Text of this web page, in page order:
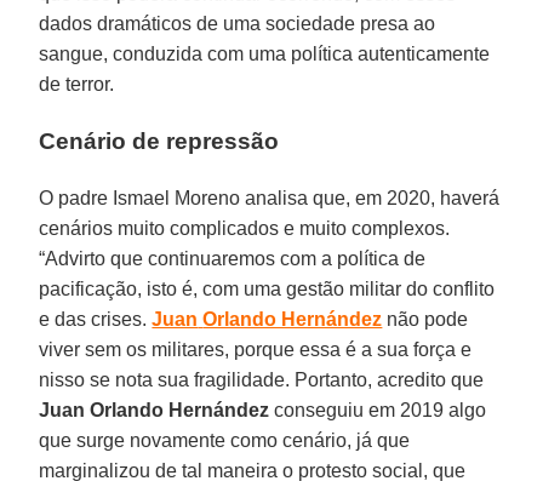
dados dramáticos de uma sociedade presa ao
sangue, conduzida com uma política autenticamente
de terror.
Cenário de repressão
O padre Ismael Moreno analisa que, em 2020, haverá
cenários muito complicados e muito complexos.
“Advirto que continuaremos com a política de
pacificação, isto é, com uma gestão militar do conflito
e das crises.Juan Orlando Hernández não pode
viver sem os militares, porque essa é a sua força e
nisso se nota sua fragilidade. Portanto, acredito que
Juan Orlando Hernández conseguiu em 2019 algo
que surge novamente como cenário, já que
marginalizou de tal maneira o protesto social, que